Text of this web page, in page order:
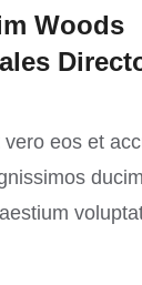
Woods
vero eos et